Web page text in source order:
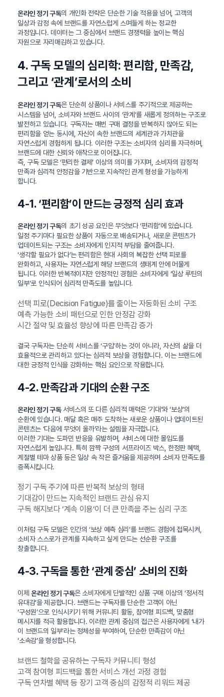
온라인 정기 구독의 개인화 전략은 단순한 기술 적용을 넘어, 고객의
일상과 감정 속에 브랜드를 자연스럽게 스며들게 하는 정교한
과정입니다. 데이터는 그 중심에서 브랜드 경쟁력을 높이는 핵심
자원으로 자리매김하고 있습니다.
4. 구독 모델의 심리학: 편리함, 만족감,
그리고 ‘관계’로서의 소비
온라인 정기 구독은 단순히 상품이나 서비스를 주기적으로 제공하는
시스템을 넘어, 소비자와 브랜드 사이의 ‘관계’를 새롭게 정의하는 구조로
발전하고 있습니다. 구독자는 매번 구매 결정을 반복하지 않아도 되는
편리함을 얻는 동시에, 자신이 속한 브랜드의 세계관과 가치관을
자연스럽게 경험하게 됩니다. 이러한 구조는 소비자의 심리를 자극하며,
브랜드에 대한 신뢰와 애착으로 이어집니다.
즉, 구독 모델은 ‘편리한 결제’ 이상의 의미를 가지며, 소비자의 감정적
만족과 심리적 안정감을 기반으로 지속적인 관계 형성을 가능하게
합니다.
4-1. ‘편리함’이 만드는 긍정적 심리 효과
온라인 정기 구독의 초기 성공 요인은 무엇보다 ‘편리함’에 있습니다.
일정 주기마다 필요한 상품이 자동으로 배송되거나, 새로운 콘텐츠가
업데이트되는 구조는 소비자에게 인지적 부담을 줄여줍니다.
‘생각할 필요가 없다’는 편리함은 현대 사회의 복잡한 선택 피로를
완화하고, 사용자는 자연스럽게 해당 브랜드의 생태계 안에 머물게
됩니다. 이러한 반복적이지만 안정적인 경험은 소비자에게 ‘일상 루틴의
일부’로 인식되어 심리적 만족도를 높입니다.
선택 피로(Decision Fatigue)를 줄이는 자동화된 소비 구조
예측 가능한 소비 패턴으로 인한 안정감 강화
시간 절약 및 효율성 향상에 따른 만족감 증가
결국 구독자는 단순히 서비스를 ‘구입’하는 것이 아니라, 자신의 삶을 더
효율적으로 관리하고 있다는 심리적 보상을 경험합니다. 이는 브랜드에
대한 긍정적 인식을 강화하는 핵심 요인으로 작용합니다.
4-2. 만족감과 기대의 순환 구조
온라인 정기 구독서비스의 또 다른 심리적 매력은 ‘기대’와 ‘보상’의
순환에 있습니다. 매달 혹은 매주 도착하는 새로운 상품이나 업데이트된
콘텐츠는 ‘다음에 무엇이 올까’라는 설렘을 자극합니다.
이러한 기대는 도파민 반응을 유발하며, 서비스에 대한 몰입도를
자연스럽게 높입니다. 특히 깜짝 구성의 서프라이즈 박스, 한정판 혜택,
계절별 테마 상품 등은 일상 속 작은 즐거움을 제공하며 소비자 만족도를
증폭시킵니다.
정기 구독 주기에 따른 반복적 보상의 형태
기대감이 만드는 지속적인 브랜드 관심 유지
구독 해지보다 ‘계속 이용’이 더 큰 만족을 주는 심리 구조
이처럼 구독 모델은 인간의 ‘보상 예측 심리’를 브랜드 경험에 접목시켜,
소비자 스스로가 관계를 지속하고 싶게 만드는 선순환 구조를
창출합니다.
4-3. 구독을 통한 ‘관계 중심’ 소비의 진화
이제온라인 정기 구독은 소비자에게 단발적인 상품 구매 이상의 ‘정서적
유대감’을 제공합니다. 브랜드는 구독자를 단순한 고객이 아닌
‘구성원’으로 인식시키기 위해 커뮤니티 활동, 참여형 피드백, 맞춤형
메시지를 적극 활용합니다. 이러한 관계 중심의 접근은 사용자에게 ‘내가
이 브랜드의 일부’라는 정체성을 부여하여, 단순한 만족감이 아닌
‘소속감’을 형성합니다.
브랜드 철학을 공유하는 구독자 커뮤니티 형성
고객 참여형 피드백을 통한 서비스 개선 과정 경험
구독 연차별 혜택 등 장기 고객 중심의 감정적 리워드 제공